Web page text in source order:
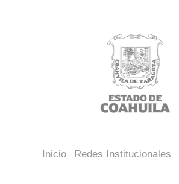
Inicio Redes Institucionales